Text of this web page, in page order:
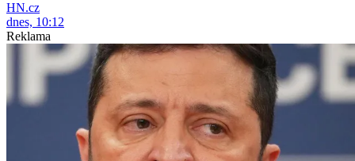
HN.cz
dnes, 10:12
Reklama